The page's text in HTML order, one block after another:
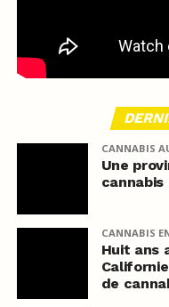
CANNABIS
Une
CANNABIS
Huit ans
de